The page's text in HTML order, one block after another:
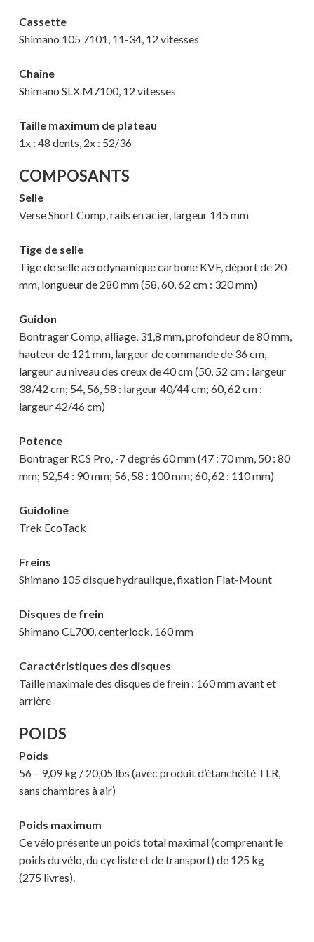
Cassette
Shimano 105 7101, 11-34, 12 vitesses
Chaîne
Shimano SLX M7100, 12 vitesses
Taille maximum de plateau
1x : 48 dents, 2x : 52/36
COMPOSANTS
Selle
Verse Short Comp, rails en acier, largeur 145 mm
Tige de selle
Tige de selle aérodynamique carbone KVF, déport de 20
mm, longueur de 280 mm (58, 60, 62 cm : 320 mm)
Guidon
Bontrager Comp, alliage, 31,8 mm, profondeur de 80 mm,
hauteur de 121 mm, largeur de commande de 36 cm,
largeur au niveau des creux de 40 cm (50, 52 cm : largeur
38/42 cm; 54, 56, 58 : largeur 40/44 cm; 60, 62 cm :
largeur 42/46 cm)
Potence
Bontrager RCS Pro, -7 degrés 60 mm (47 : 70 mm, 50 : 80
mm; 52,54 : 90 mm; 56, 58 : 100 mm; 60, 62 : 110 mm)
Guidoline
Trek EcoTack
Freins
Shimano 105 disque hydraulique, fixation Flat-Mount
Disques de frein
Shimano CL700, centerlock, 160 mm
Caractéristiques des disques
Taille maximale des disques de frein : 160 mm avant et
arrière
POIDS
Poids
56 – 9,09 kg / 20,05 lbs (avec produit d’étanchéité TLR,
sans chambres à air)
Poids maximum
Ce vélo présente un poids total maximal (comprenant le
poids du vélo, du cycliste et de transport) de 125 kg
(275 livres).